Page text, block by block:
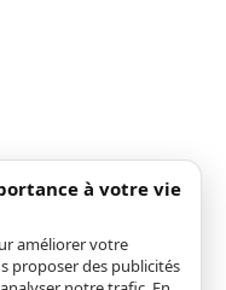
à votre vie
améliorer votre
proposer des publicités